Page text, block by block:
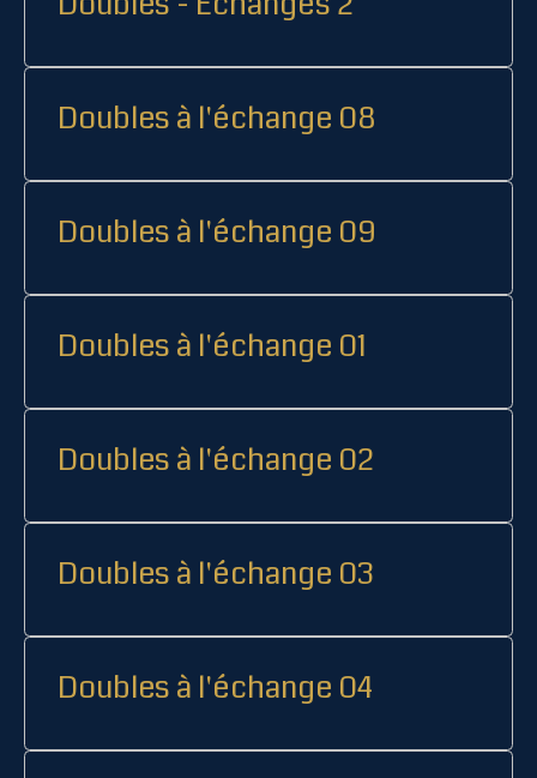
Doubles à l'échange 08
Doubles à l'échange 09
Doubles à l'échange 01
Doubles à l'échange 02
Doubles à l'échange 03
Doubles à l'échange 04